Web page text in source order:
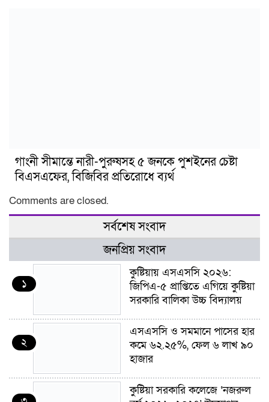
গাংনী সীমান্তে নারী-পুরুষসহ ৫ জনকে পুশইনের চেষ্টা
বিএসএফের, বিজিবির প্রতিরোধে ব্যর্থ
Comments are closed.
সর্বশেষ সংবাদ
জনপ্রিয় সংবাদ
১
কুষ্টিয়ায় এসএসসি ২০২৬:
জিপিএ-৫ প্রাপ্তিতে এগিয়ে কুষ্টিয়া
সরকারি বালিকা উচ্চ বিদ্যালয়
২
এসএসসি ও সমমানে পাসের হার
কমে ৬২.২৫%, ফেল ৬ লাখ ৯০
হাজার
কুষ্টিয়া সরকারি কলেজে ‘নজরুল